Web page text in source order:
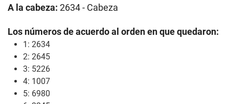
A la cabeza: 2634 - Cabeza
Los números de acuerdo al orden en que quedaron:
1: 2634
2: 2645
3: 5226
4: 1007
5: 6980